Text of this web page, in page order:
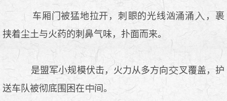
车厢门被猛地拉开，刺 的光线汹涌涌
，裹
挟着尘土与火药的刺鼻气味，扑面而来。
是盟军小规模伏击，火力从多方向
叉覆盖，护
送车队被彻底围困在
间。